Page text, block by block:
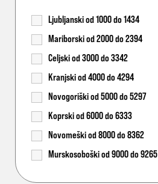
Ljubljanski od 1000 do 1434
Mariborski od 2000 do 2394
Celjski od 3000 do 3342
Kranjski od 4000 do 4294
Novogoriški od 5000 do 5297
Koprski od 6000 do 6333
Novomeški od 8000 do 8362
Murskosoboški od 9000 do 9265